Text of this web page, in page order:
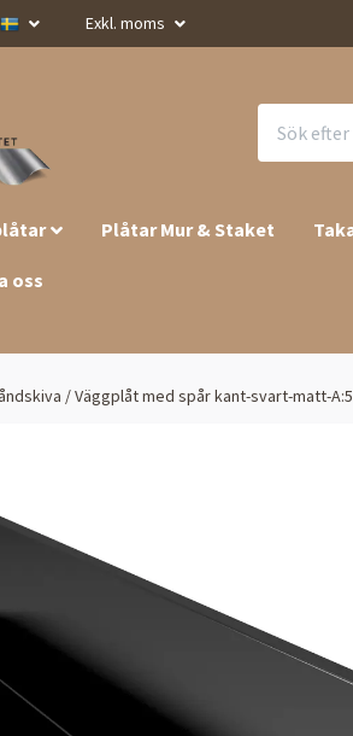
Exkl. moms
Plåtar Mur & Staket
oss
/ Väggplåt med spår kant-svart-matt-